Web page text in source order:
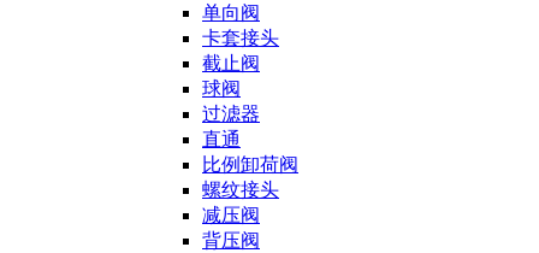
单向阀
卡套接头
截止阀
球阀
过滤器
直通
比例卸荷阀
螺纹接头
减压阀
背压阀